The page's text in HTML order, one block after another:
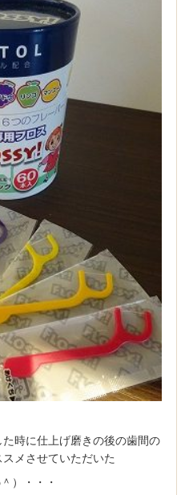
時に仕上げ磨きの後の歯間の
メさせていただいた
）・・・